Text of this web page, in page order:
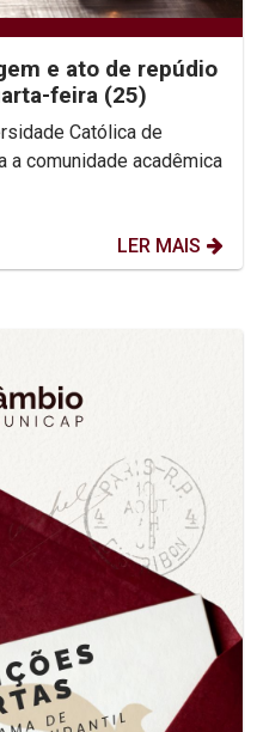
e ato de repúdio
feira (25)
a comunidade acadêmica
LER MAIS